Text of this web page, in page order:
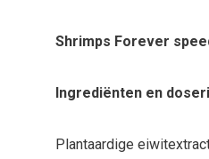
Shrimps Forever
Ingrediënten en
Plantaardige